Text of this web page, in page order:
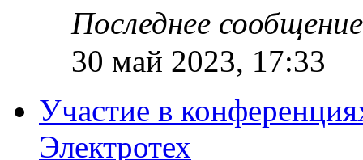
Последнее
30 май 2023, 17:33
Участие в
Электротех